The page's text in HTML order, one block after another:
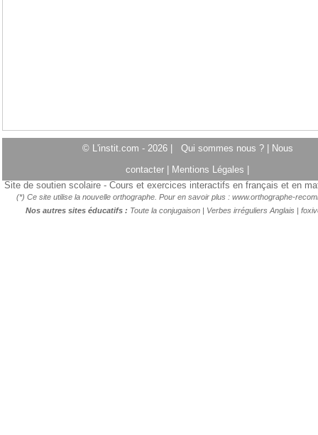
© L'instit.com - 2026 | Qui sommes nous ? Nous
contacter Mentions Légales
Site de soutien scolaire - Cours et exercices interactifs en français et en
(*) Ce site utilise la nouvelle orthographe. Pour en savoir plus : www.orthographe-
Nos autres sites éducatifs : Toute la conjugaison| Verbes irréguliers Anglais |